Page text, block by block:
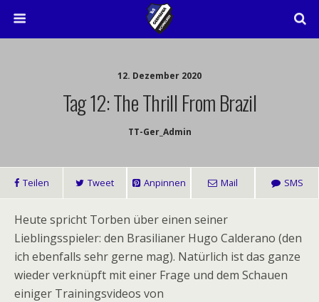
12. Dezember 2020
Tag 12: The Thrill From Brazil
TT-Ger_Admin
Teilen Tweet Anpinnen Mail SMS
Heute spricht Torben über einen seiner
Lieblingsspieler: den Brasilianer Hugo Calderano (den
ich ebenfalls sehr gerne mag). Natürlich ist das ganze
wieder verknüpft mit einer Frage und dem Schauen
einiger Trainingsvideos von